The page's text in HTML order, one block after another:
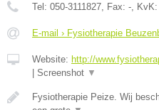
Tel: 050-3111827 , Fax: - , KvK:
E-mail › Fysiotherapie
Website: http://
Screenshot ▼
Fysiotherapie Peize. Wij